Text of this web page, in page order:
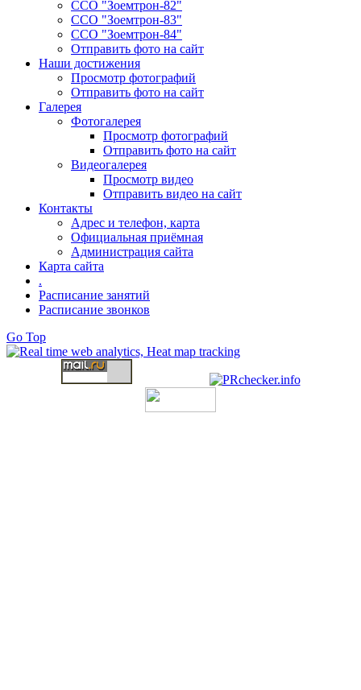
ССО "Зоемтрон-82"
ССО "Зоемтрон-83"
ССО "Зоемтрон-84"
Отправить фото на сайт
Наши достижения
Просмотр фотографий
Отправить фото на сайт
Галерея
Фотогалерея
Просмотр фотографий
Отправить фото на сайт
Видеогалерея
Просмотр видео
Отправить видео на сайт
Контакты
Адрес и телефон, карта
Официальная приёмная
Администрация сайта
Карта сайта
.
Расписание занятий
Расписание звонков
Go Top